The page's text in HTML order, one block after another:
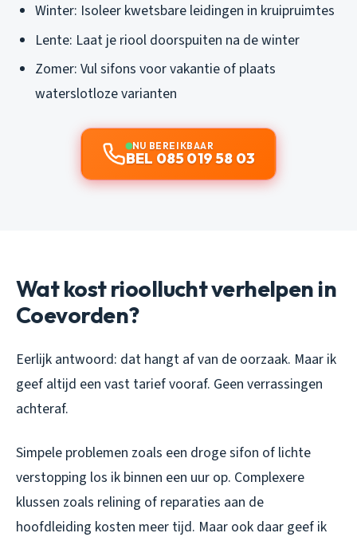
Winter: Isoleer kwetsbare leidingen in kruipruimtes
Lente: Laat je riool doorspuiten na de winter
Zomer: Vul sifons voor vakantie of plaats
waterslotloze varianten
NU BEREIKBAAR
BEL 085 019 58 03
Wat kost rioollucht verhelpen in
Coevorden?
Eerlijk antwoord: dat hangt af van de oorzaak. Maar ik
geef altijd een vast tarief vooraf. Geen verrassingen
achteraf.
Simpele problemen zoals een droge sifon of lichte
verstopping los ik binnen een uur op. Complexere
klussen zoals relining of reparaties aan de
hoofdleiding kosten meer tijd. Maar ook daar geef ik